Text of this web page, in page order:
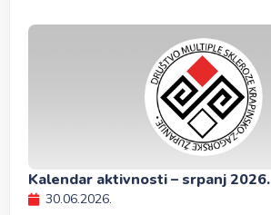
Kalendar aktivnosti – srpanj 2026.
30.06.2026.